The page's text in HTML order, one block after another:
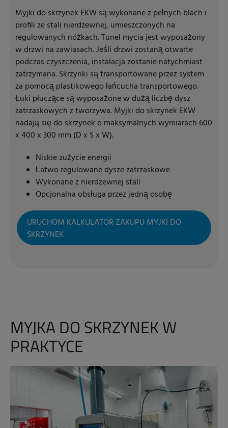
Myjki do skrzynek EKW są wykonane z pełnych blach i
profili ze stali nierdzewnej, umieszczonych na
regulowanych nóżkach. Tunel mycia jest wyposażony
w drzwi na zawiasach. Jeśli drzwi zostaną otwarte
podczas czyszczenia, instalacja zostanie natychmiast
zatrzymana. Skrzynki są transportowane przez system
za pomocą plastikowego łańcucha transportowego.
Łuki płuczące są wyposażone w dużą liczbę dysz
zatrzaskowych z tworzywa. Myjki do skrzynek EKW
nadają się do skrzynek o maksymalnych wymiarach 600
x 400 x 300 mm (D x S x W).
Niskie zużycie energii
Łatwo regulowane dysze zatrzaskowe
Wykonane z nierdzewnej stali
Opcjonalna obsługa przez jedną osobę
URUCHOM KALKULATOR ZAKUPU MYJKI DO
SKRZYNEK
MYJKA DO SKRZYNEK W
PRAKTYCE